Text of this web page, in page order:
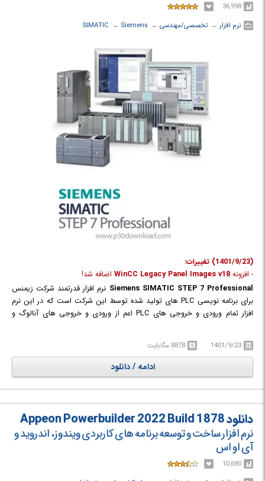
36,998
نرم افزار ← ‏تخصصی/مهندسی ← ‏
Siemens
← ‏
SIMATIC
(1401/9/23) تغییرات:
- افزونه WinCC Legacy Panel Images v18 اضافه شد!
Siemens SIMATIC STEP 7 Professional نرم افزار قدرتمند شرکت زیمنس
برای برنامه نویسی PLC های تولید شده توسط این شرکت است که در این نرم
افزار تمام ورودی و خروجی های PLC اعم از ورودی و خروجی های آنالوگ و
صورت استفاده در نرم افزار پیکر بندی سخت افزاری شوند.
PLC یا Programmable Logic Controller یک کنترل کننده‌ی نرم افزاری است که
در قسمت ورودی، اطلاعاتی رابه صورت Binary دریافت و آن‌ها را طبق برنامه‌ای
که در حافظه‌اش ذخیره شده پردازش می‌کند و نتیجۀ عملیات را نیز از قسمت
ارسال می‌کند. به عبارت دیگر PLC عبارت از یک کنترل کننده‌ی منطقی است که
می‌توان منطق کنترل را توسط برنامه برای آن تعریف نمود و در صورت نیاز، به
راحتی آن را تغییر داد. اولین PLC در سال 1968 در آمریكا ساخته شد و در سال
1973 وارد بازار آلمان شد و اكنون در جهان شركت‌های مختلفی چون شرکت
1401/9/23 8878 مگابایت
ادامه / دانلود
دانلود Appeon Powerbuilder 2022 Build 1878
نرم افزار ساخت و توسعه برنامه های کاربردی ویندوز، اندروید و
آی او اس
10,680